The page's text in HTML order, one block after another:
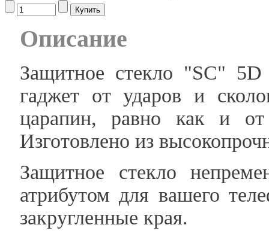
Описание
Защитное стекло "SC"
гаджет от ударов и
царапин, равно как и
Изготовлено из
Защитное стекло
атрибутом для вашего
закругленные края.